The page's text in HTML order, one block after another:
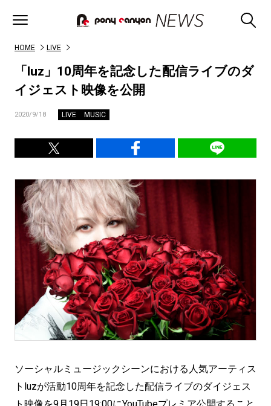
HOME LIVE
「luz」10周年を記念した配信ライブのダ
イジェスト映像を公開
2020/9/18 LIVE MUSIC
ソーシャルミュージックシーンにおける人気アーティス
トluzが活動10周年を記念した配信ライブのダイジェス